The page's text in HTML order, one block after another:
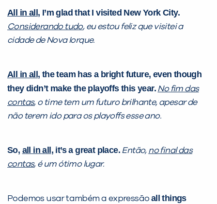
All in all , I’m glad that I visited New York City.
Considerando tudo, eu estou feliz que visitei a
cidade de Nova Iorque.
All in all , the team has a bright future, even though
they didn’t make the playoffs this year. No fim das
contas, o time tem um futuro brilhante, apesar de
não terem ido para os playoffs esse ano.
So, all in all , it’s a great place. Então, no final das
contas, é um ótimo lugar.
Podemos usar também a expressão all things